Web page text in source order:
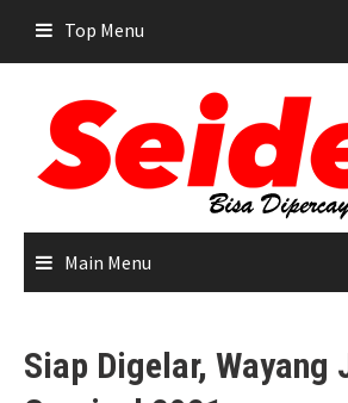
content
Top Menu
Main Menu
Siap Digelar, Wayang